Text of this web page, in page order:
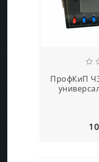
ПрофКиП